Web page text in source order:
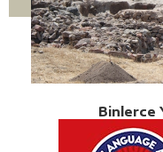
Binlerce